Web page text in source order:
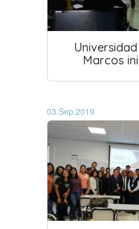
Marcos
03.Sep.2019